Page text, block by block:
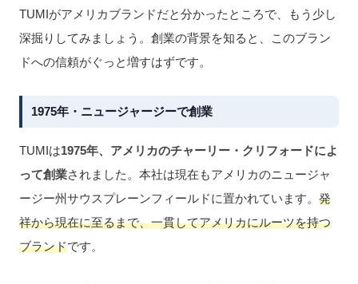
TUMIがアメリカブランドだと分かったところで、もう少し
深掘りしてみましょう。創業の背景を知ると、このブラン
ドへの信頼がぐっと増すはずです。
1975年・ニュージャージーで創業
TUMIは1975年、アメリカのチャーリー・クリフォードによ
って創業されました。本社は現在もアメリカのニュージャ
ージー州サウスプレーンフィールドに置かれています。 発
祥から現在に至るまで、一貫してアメリカにルーツを持つ
ブランドです。